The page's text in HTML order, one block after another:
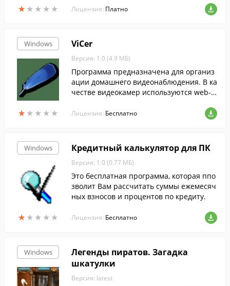
★ ★ ★ ★ ★
★ ★ ★ ★ ★ Лицензия: Платно
Windows
★ ★ ★ ★ ★
★ ★ ★ ★ ★
ViCer
Версия: 1.0 (4.9 МБ)
Программа предназначена для организ
ации домашнего видеонаблюдения. В ка
честве видеокамер используются web-к
Лицензия: Бесплатно
Windows
★ ★ ★ ★ ★
★ ★ ★ ★ ★
Кредитный калькулятор для ПК
Версия: 1.0 (0.77 МБ)
Это бесплатная программа, которая ппо
зволит Вам рассчитать суммы ежемесяч
ных взносов и процентов по кредиту.
Лицензия: Бесплатно
Windows
Легенды пиратов. Загадка
шкатулки
Версия: latest